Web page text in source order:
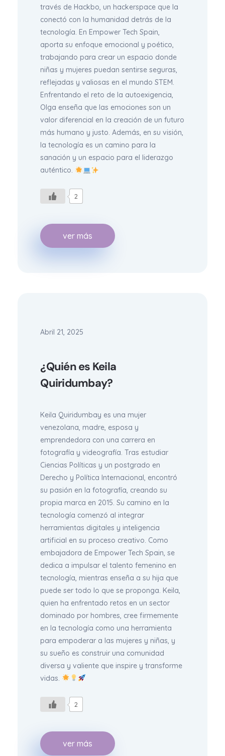
través de Hackbo, un hackerspace que la
conectó con la humanidad detrás de la
tecnología. En Empower Tech Spain,
aporta su enfoque emocional y poético,
trabajando para crear un espacio donde
niñas y mujeres puedan sentirse seguras,
reflejadas y valiosas en el mundo STEM.
Enfrentando el reto de la autoexigencia,
Olga enseña que las emociones son un
valor diferencial en la creación de un futuro
más humano y justo. Además, en su visión,
la tecnología es un camino para la
sanación y un espacio para el liderazgo
auténtico.
2
ver más
Abril 21, 2025
¿Quién es Keila
Quiridumbay?
Keila Quiridumbay es una mujer
venezolana, madre, esposa y
emprendedora con una carrera en
fotografía y videografía. Tras estudiar
Ciencias Políticas y un postgrado en
Derecho y Política Internacional, encontró
su pasión en la fotografía, creando su
propia marca en 2015. Su camino en la
tecnología comenzó al integrar
herramientas digitales y inteligencia
artificial en su proceso creativo. Como
embajadora de Empower Tech Spain, se
dedica a impulsar el talento femenino en
tecnología, mientras enseña a su hija que
puede ser todo lo que se proponga. Keila,
quien ha enfrentado retos en un sector
dominado por hombres, cree firmemente
en la tecnología como una herramienta
para empoderar a las mujeres y niñas, y
su sueño es construir una comunidad
diversa y valiente que inspire y transforme
vidas.
2
ver más